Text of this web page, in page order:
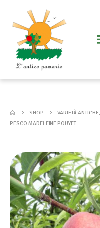
SHOP VARIETÀ ANTICHE,
PESCO MADELEINE POUYET